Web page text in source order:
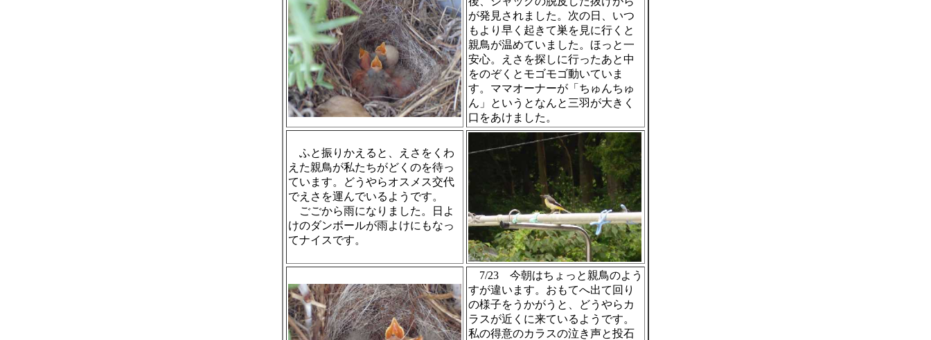
が発見されました。次の日、いつ
もより早く起きて巣を見に行くと
親鳥が温めていました。ほっと一
安心。えさを探しに行ったあと中
をのぞくとモゴモゴ動いていま
す。ママオーナーが「ちゅんちゅ
ん」というとなんと三羽が大きく
口をあけました。
ふと振りかえると、えさをくわ
えた親鳥が私たちがどくのを待っ
ています。どうやらオスメス交代
でえさを運んでいるようです。
ごごから雨になりました。日よ
けのダンボールが雨よけにもなっ
てナイスです。
7/23 今朝はちょっと親鳥のよう
すが違います。おもてへ出て回り
の様子をうかがうと、どうやらカ
ラスが近くに来ているようです。
私の得意のカラスの泣き声と投石